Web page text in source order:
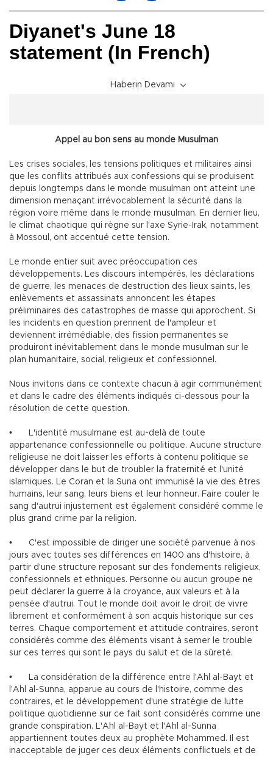
Diyanet's June 18
statement (In French)
Haberin Devamı
Appel au bon sens au monde Musulman
Les crises sociales, les tensions politiques et militaires ainsi
que les conflits attribués aux confessions qui se produisent
depuis longtemps dans le monde musulman ont atteint une
dimension menaçant irrévocablement la sécurité dans la
région voire même dans le monde musulman. En dernier lieu,
le climat chaotique qui règne sur l'axe Syrie-Irak, notamment
à Mossoul, ont accentué cette tension.
Le monde entier suit avec préoccupation ces
développements. Les discours intempérés, les déclarations
de guerre, les menaces de destruction des lieux saints, les
enlèvements et assassinats annoncent les étapes
préliminaires des catastrophes de masse qui approchent. Si
les incidents en question prennent de l'ampleur et
deviennent irrémédiable, des fission permanentes se
produiront inévitablement dans le monde musulman sur le
plan humanitaire, social, religieux et confessionnel.
Nous invitons dans ce contexte chacun à agir communément
et dans le cadre des éléments indiqués ci-dessous pour la
résolution de cette question.
•
L'identité musulmane est au-delà de toute
appartenance confessionnelle ou politique. Aucune structure
religieuse ne doit laisser les efforts à contenu politique se
développer dans le but de troubler la fraternité et l'unité
islamiques. Le Coran et la Suna ont immunisé la vie des êtres
humains, leur sang, leurs biens et leur honneur. Faire couler le
sang d'autrui injustement est également considéré comme le
plus grand crime par la religion.
•
C'est impossible de diriger une société parvenue à nos
jours avec toutes ses différences en 1400 ans d'histoire, à
partir d'une structure reposant sur des fondements religieux,
confessionnels et ethniques. Personne ou aucun groupe ne
peut déclarer la guerre à la croyance, aux valeurs et à la
pensée d'autrui. Tout le monde doit avoir le droit de vivre
librement et conformément à son acquis historique sur ces
terres. Chaque comportement et attitude contraires, seront
considérés comme des éléments visant à semer le trouble
sur ces terres qui sont le pays du salut et de la sûreté.
•
La considération de la différence entre l'Ahl al-Bayt et
l'Ahl al-Sunna, apparue au cours de l'histoire, comme des
contraires, et le développement d'une stratégie de lutte
politique quotidienne sur ce fait sont considérés comme une
grande conspiration. L'Ahl al-Bayt et l'Ahl al-Sunna
appartiennent toutes deux au prophète Mohammed. Il est
inacceptable de juger ces deux éléments conflictuels et de